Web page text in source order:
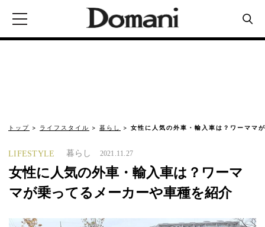
トップ ライフスタイル 暮らし 女性に人気の外車・輸入車は？ワーママ
LIFESTYLE 暮らし 2021.11.27
女性に人気の外車・輸入車は？ワーマ
マが乗ってるメーカーや車種を紹介